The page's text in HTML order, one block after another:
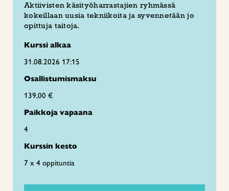
Aktiivisten käsityöharrastajien ryhmässä
kokeillaan uusia tekniikoita ja syvennetään jo
opittuja taitoja.
Kurssi alkaa
31.08.2026 17:15
Osallistumismaksu
139,00 €
Paikkoja vapaana
4
Kurssin kesto
7 x 4 oppituntia